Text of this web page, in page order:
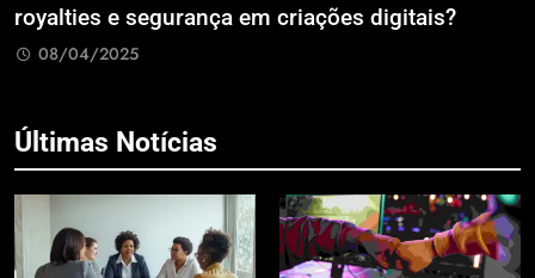
royalties e segurança em criações digitais?
08/04/2025
Últimas Notícias